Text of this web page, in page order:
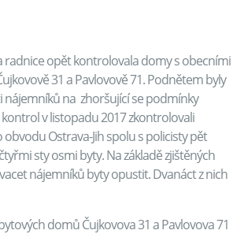
radnice opět kontrolovala domy s obecními
31 a Pavlovově 71. Podnětem byly
nájemníků na zhoršující se podmínky
v listopadu 2017 zkontrolovali
Ostrava-Jih spolu s policisty pět
sty osmi byty. Na základě zjištěných
nájemníků byty opustit. Dvanáct z nich
domů Čujkovova 31 a Pavlovova 71